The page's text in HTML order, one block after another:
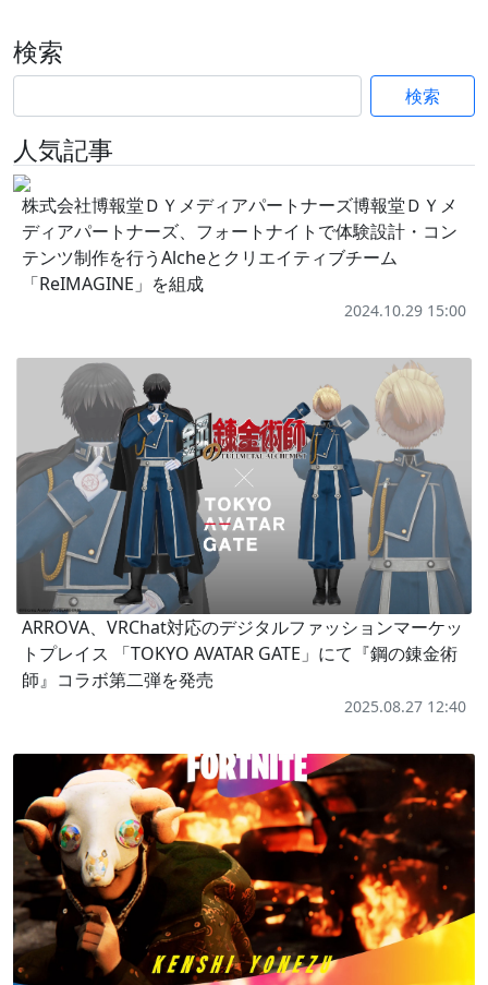
検索
検索
人気記事
株式会社博報堂ＤＹメディアパートナーズ博報堂ＤＹメ
ディアパートナーズ、フォートナイトで体験設計・コン
テンツ制作を行うAlcheとクリエイティブチーム
「ReIMAGINE」を組成
2024.10.29 15:00
ARROVA、VRChat対応のデジタルファッションマーケッ
トプレイス 「TOKYO AVATAR GATE」にて『鋼の錬金術
師』コラボ第二弾を発売
2025.08.27 12:40